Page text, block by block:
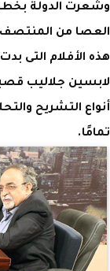
وشعرت الدولة
العصا من المنتصف
هذه الأفلام التى
لابسين جلاليب
أنواع التشريح
تمامًا.